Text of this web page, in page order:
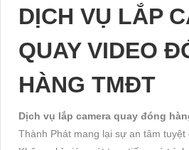
DỊCH VỤ LẮP
QUAY VIDEO
HÀNG TMĐT
Dịch vụ lắp camera quay đóng
Thành Phát mang lại sự an tâm tuyệt